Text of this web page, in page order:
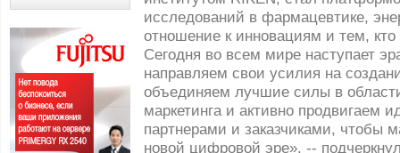
исследований в фармацевтике,
отношение к инновациям и тем,
Сегодня во всем мире наступает
направляем свои усилия на
объединяем лучшие силы в
маркетинга и активно продвигаем
партнерами и заказчиками, чтобы
новой цифровой эре», --